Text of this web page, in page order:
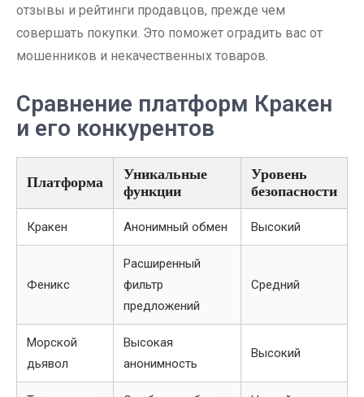
отзывы и рейтинги продавцов, прежде чем
совершать покупки. Это поможет оградить вас от
мошенников и некачественных товаров.
Сравнение платформ Кракен
и его конкурентов
Платформа
Уникальные
функции
Уровень
безопасности
Кракен Анонимный обмен Высокий
Феникс
Расширенный
фильтр
предложений
Средний
Морской
дьявол
Высокая
анонимность
Высокий